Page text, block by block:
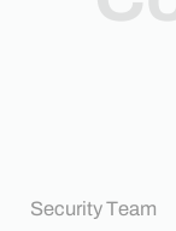
Security Team